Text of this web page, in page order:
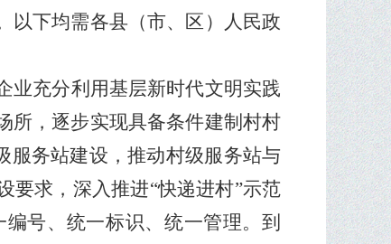
以下均需各县（市、区）人民政
业充分利用基层新时代文明实践
所，逐步实现具备条件建制村村
服务站建设，推动村级服务站与
要求，深入推进“快递进村”示范
编号、统一标识、统一管理。到